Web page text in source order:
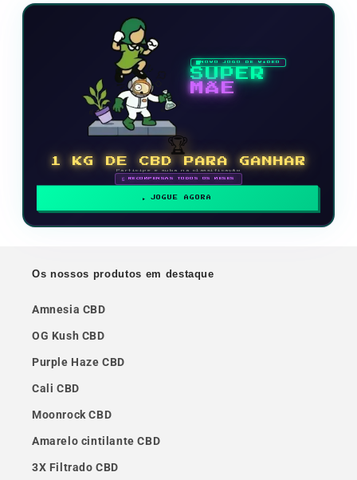
NOVO JOGO DE VÍDEO
SUPER
MÃE
🏆
1 KG DE CBD PARA GANHAR
Participe e suba na classificação
🗓 RECOMPENSAS TODOS OS MESES
JOGUE AGORA
Os nossos produtos em destaque
Amnesia CBD
OG Kush CBD
Purple Haze CBD
Cali CBD
Moonrock CBD
Amarelo cintilante CBD
3X Filtrado CBD